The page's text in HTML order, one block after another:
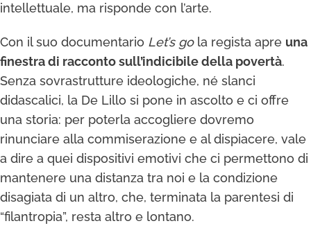
intellettuale, ma risponde con l’arte.
Con il suo documentario Let’s gola regista apre una
finestra di racconto sull’indicibile della povertà.
Senza sovrastrutture ideologiche, né slanci
didascalici, la De Lillo si pone in ascolto e ci offre
una storia: per poterla accogliere dovremo
rinunciare alla commiserazione e al dispiacere, vale
a dire a quei dispositivi emotivi che ci permettono di
mantenere una distanza tra noi e la condizione
disagiata di un altro, che, terminata la parentesi di
“filantropia”, resta altro e lontano.